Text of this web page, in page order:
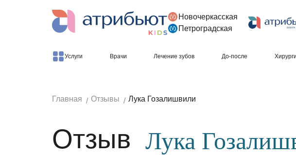
Версия для слабовидящих
Новочеркасская
Петроградская
Услуги Врачи Лечение зубов До-после
Главная Отзывы Лука Гозалишвили
Отзыв Лука